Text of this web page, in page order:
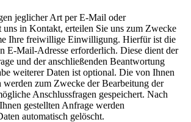
jeglicher Art per E-Mail oder
in Kontakt, erteilen Sie uns zum Zwecke
Ihre freiwillige Einwilligung. Hierfür ist die
E-Mail-Adresse erforderlich. Diese dient der
und der anschließenden Beantwortung
weiterer Daten ist optional. Die von Ihnen
werden zum Zwecke der Bearbeitung der
Anschlussfragen gespeichert. Nach
gestellten Anfrage werden
automatisch gelöscht.